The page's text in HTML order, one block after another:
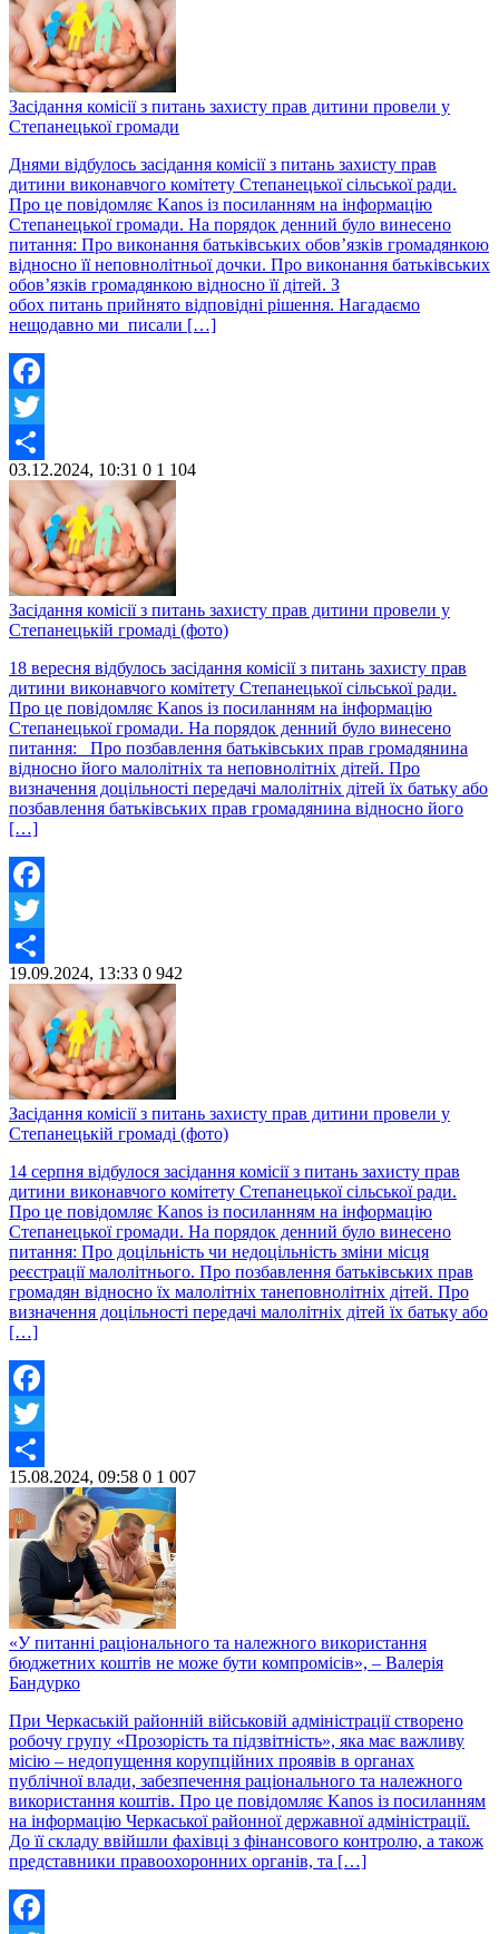
Засідання комісії з питань захисту прав дитини провели у
Степанецької громади
Днями відбулось засідання комісії з питань захисту прав
дитини виконавчого комітету Степанецької сільської ради.
Про це повідомляє Kanos із посиланням на інформацію
Степанецької громади. На порядок денний було винесено
питання: Про виконання батьківських обов’язків громадянкою
відносно її неповнолітньої дочки. Про виконання батьківських
обов’язків громадянкою відносно її дітей. З
обох питань прийнято відповідні рішення. Нагадаємо
нещодавно ми писали […]
Facebook
Twitter
Share
03.12.2024, 10:31 0 1 104
Засідання комісії з питань захисту прав дитини провели у
Степанецькій громаді (фото)
18 вересня відбулось засідання комісії з питань захисту прав
дитини виконавчого комітету Степанецької сільської ради.
Про це повідомляє Kanos із посиланням на інформацію
Степанецької громади. На порядок денний було винесено
питання: Про позбавлення батьківських прав громадянина
відносно його малолітніх та неповнолітніх дітей. Про
визначення доцільності передачі малолітніх дітей їх батьку або
позбавлення батьківських прав громадянина відносно його
[…]
Facebook
Twitter
Share
19.09.2024, 13:33 0 942
Засідання комісії з питань захисту прав дитини провели у
Степанецькій громаді (фото)
14 серпня відбулося засідання комісії з питань захисту прав
дитини виконавчого комітету Степанецької сільської ради.
Про це повідомляє Kanos із посиланням на інформацію
Степанецької громади. На порядок денний було винесено
питання: Про доцільність чи недоцільність зміни місця
реєстрації малолітнього. Про позбавлення батьківських прав
громадян відносно їх малолітніх танеповнолітніх дітей. Про
визначення доцільності передачі малолітніх дітей їх батьку або
[…]
Facebook
Twitter
Share
15.08.2024, 09:58 0 1 007
«У питанні раціонального та належного використання
бюджетних коштів не може бути компромісів», – Валерія
Бандурко
При Черкаській районній військовій адміністрації створено
робочу групу «Прозорість та підзвітність», яка має важливу
місію – недопущення корупційних проявів в органах
публічної влади, забезпечення раціонального та належного
використання коштів. Про це повідомляє Kanos із посиланням
на інформацію Черкаської районної державної адміністрації.
До її складу ввійшли фахівці з фінансового контролю, а також
представники правоохоронних органів, та […]